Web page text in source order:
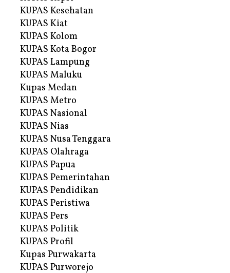
KUPAS Kesehatan
KUPAS Kiat
KUPAS Kolom
KUPAS Kota Bogor
KUPAS Lampung
KUPAS Maluku
Kupas Medan
KUPAS Metro
KUPAS Nasional
KUPAS Nias
KUPAS Nusa Tenggara
KUPAS Olahraga
KUPAS Papua
KUPAS Pemerintahan
KUPAS Pendidikan
KUPAS Peristiwa
KUPAS Pers
KUPAS Politik
KUPAS Profil
Kupas Purwakarta
KUPAS Purworejo